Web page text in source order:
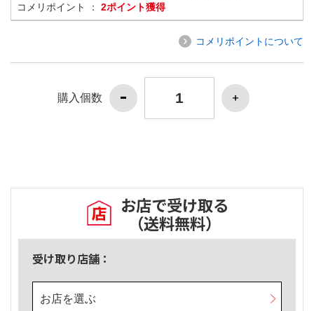
コメリポイント ： 2ポイント獲得
コメリポイントについて
購入個数
お店で受け取る
（送料無料）
受け取り店舗：
お店を選ぶ